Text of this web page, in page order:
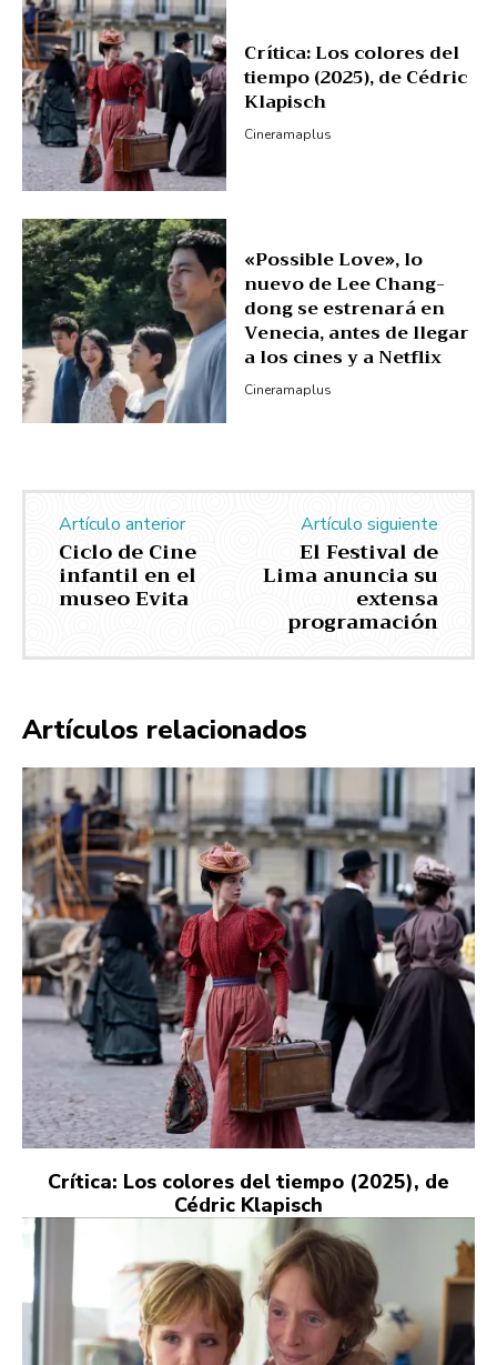
Crítica: Los colores del
tiempo (2025), de Cédric
Klapisch
Cineramaplus
«Possible Love», lo
nuevo de Lee Chang-
dong se estrenará en
Venecia, antes de llegar
a los cines y a Netflix
Cineramaplus
Artículo anterior
Ciclo de Cine
infantil en el
museo Evita
Artículo siguiente
El Festival de
Lima anuncia su
extensa
programación
Artículos relacionados
Crítica: Los colores del tiempo (2025), de
Cédric Klapisch